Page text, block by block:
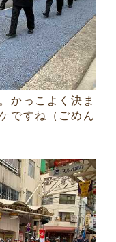
かっこよく決ま
ですね（ごめん